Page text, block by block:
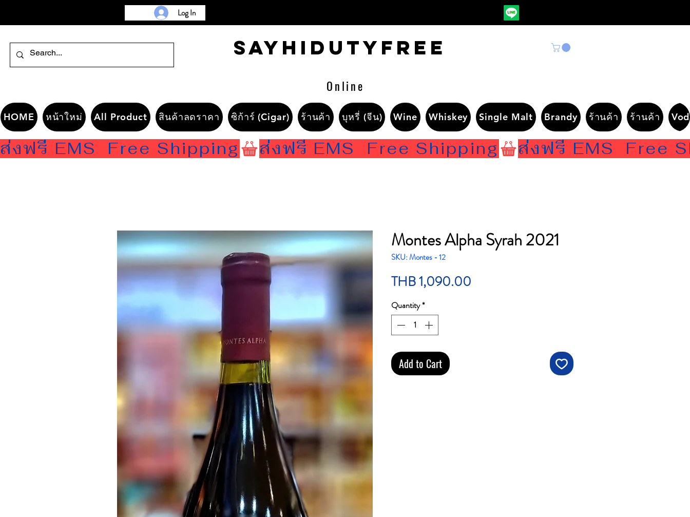
Log In
Sayhidutyfree
Online
HOME หน้าใหม่ All Product สินค้าลดราคา ซิก้าร์ (Cigar) ร้านค้า บุหรี่ (จีน) Wine Whiskey Single Malt Brandy ร้านค้า ร้านค้า
ส่งฟรี EMS  Free Shipping
Montes Alpha Syrah 2021
SKU: Montes - 12
THB 1,090.00
Quantity*
Add to Cart